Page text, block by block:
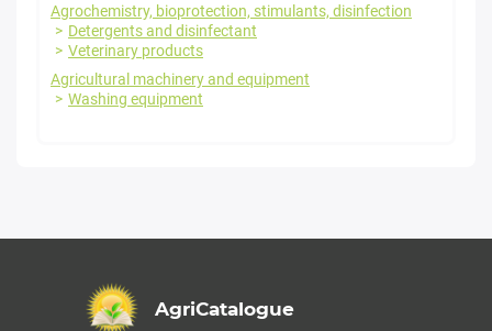
Agrochemistry, bioprotection, stimulants, disinfection
Detergents and disinfectant
Veterinary products
Agricultural machinery and equipment
Washing equipment
AgriCatalogue